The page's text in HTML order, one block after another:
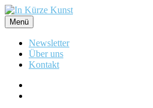
Zum
Inhalt
springen
In Kürze Kunst
Produktionsgalerie in Flensburg
Menü
Newsletter
Über uns
Kontakt